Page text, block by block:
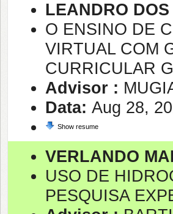
LEANDRO
O ENSINO DE
VIRTUAL COM
CURRICULAR
Advisor :
Data: Aug 28,
Show resume
VERLANDO
USO DE
PESQUISA